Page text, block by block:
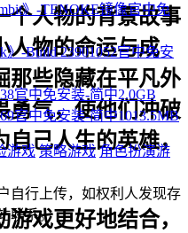
个人物的背景故事
人物的命运与成
那些隐藏在平凡外
勇气，使他们冲破
己人生的英雄，
戏更好地结合，
》-TENOKE镜像官中免
》-Build 23901052官中免安
官中免安装-简中2.0GB
官中免安装-简中1013.5MB
游戏 策略游戏 角色扮演游
自行上传，如权利人发现存
联系。